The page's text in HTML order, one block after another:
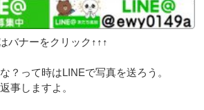
バナーをクリック↑↑↑
？って時はLINEで写真を送ろう。
事しますよ。